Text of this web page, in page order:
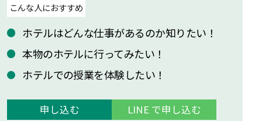
こんな人におすすめ
ホテルはどんな仕事があるのか知りたい！
本物のホテルに行ってみたい！
ホテルでの授業を体験したい！
申し込む
LINE で申し込む